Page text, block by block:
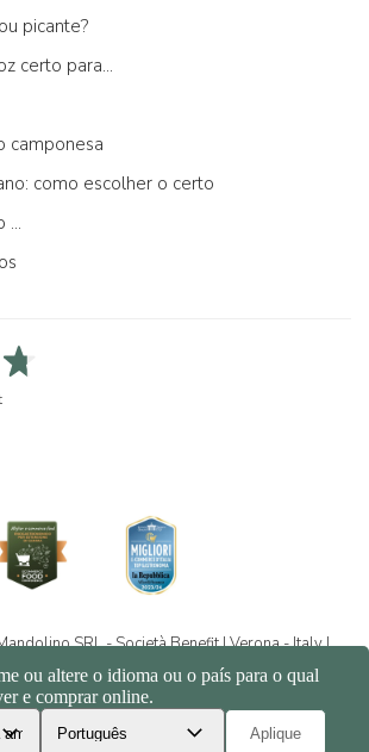
picante?
certo para...
camponesa
como escolher o certo
...
SRL - Società Benefit | Verona - Italy |
IT04913730232 | Certificazione BIO: IT-BIO-
| REA VR-455804 | Política de
|Sitemap